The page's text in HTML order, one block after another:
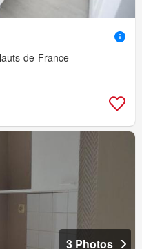
de-France
3 Photos